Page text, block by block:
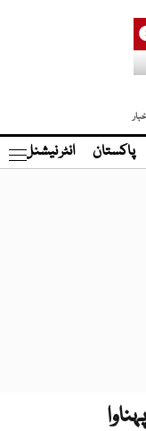
پاکستان انٹر نیشنل